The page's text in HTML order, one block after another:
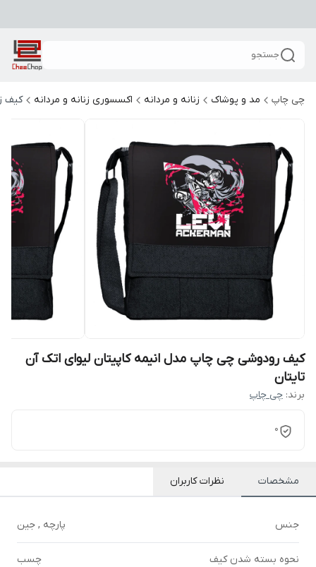
جستجو
چی چاپ مد و پوشاک زنانه و مردانه اکسسوری زنانه و مردانه کیف
کیف رودوشی چی چاپ مدل انیمه کاپیتان لیوای اتک آن
تایتان
برند: چی چاپ
0
مشخصات نظرات کاربران
جنس پارچه , جین
نحوه بسته شدن کیف چسب